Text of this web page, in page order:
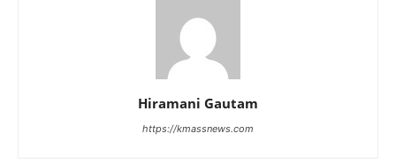
Hiramani Gautam
https://kmassnews.com